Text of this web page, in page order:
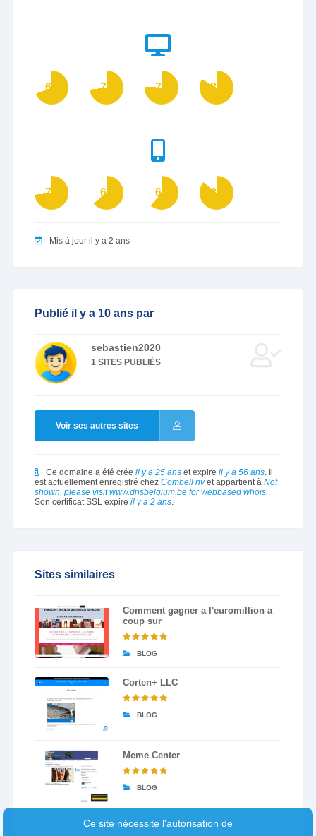
69 73 76 83
73 64 61 86
Mis à jour il y a 2 ans
Publié il y a 10 ans par
sebastien2020
1 SITES PUBLIÉS
Voir ses autres sites
Ce domaine a été crée il y a 25 anset expire il y a 56 ans. Il
est actuellement enregistré chez Combell nvet appartient à Not
shown, please visit www.dnsbelgium.be for webbased whois..
Son certificat SSL expire il y a 2 ans.
Sites similaires
Comment gagner a l'euromillion a
coup sur
BLOG
Corten+ LLC
BLOG
Meme Center
BLOG
Ce site nécessite l'autorisation de